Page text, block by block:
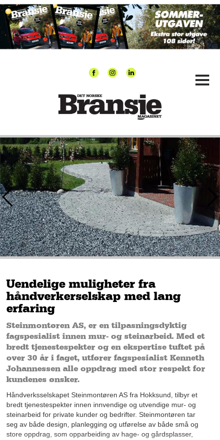
Uendelige muligheter fra
håndverkerselskap med lang
erfaring
Steinmontøren AS, er en tilpasningsdyktig
fagspesialist innen mur- og steinarbeid. Med et
bredt tjenestespekter og en ekspertise tuftet på
over 30 år i faget, utfører fagspesialist Kenneth
Johannessen alle oppdrag med stor respekt for
kundenes ønsker.
Håndverksselskapet Steinmontøren AS fra Hokksund, tilbyr et
bredt tjenestespekter innen innvendige og utvendige mur- og
steinarbeid for private kunder og bedrifter. Steinmontøren tar
seg av både design, planlegging og utførelse av både små og
store oppdrag, som opparbeiding av hage- og gårdsplasser,